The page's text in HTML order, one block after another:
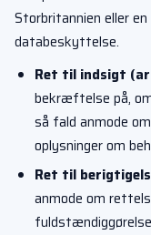
Storbritannien eller
databeskyttelse.
Ret til indsigt
bekræftelse på,
så fald anmode
oplysninger om
Ret til
anmode om